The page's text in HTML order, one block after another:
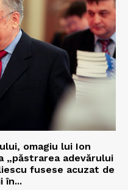
omagiu lui Ion
„păstrarea adevărului
fusese acuzat de
în...